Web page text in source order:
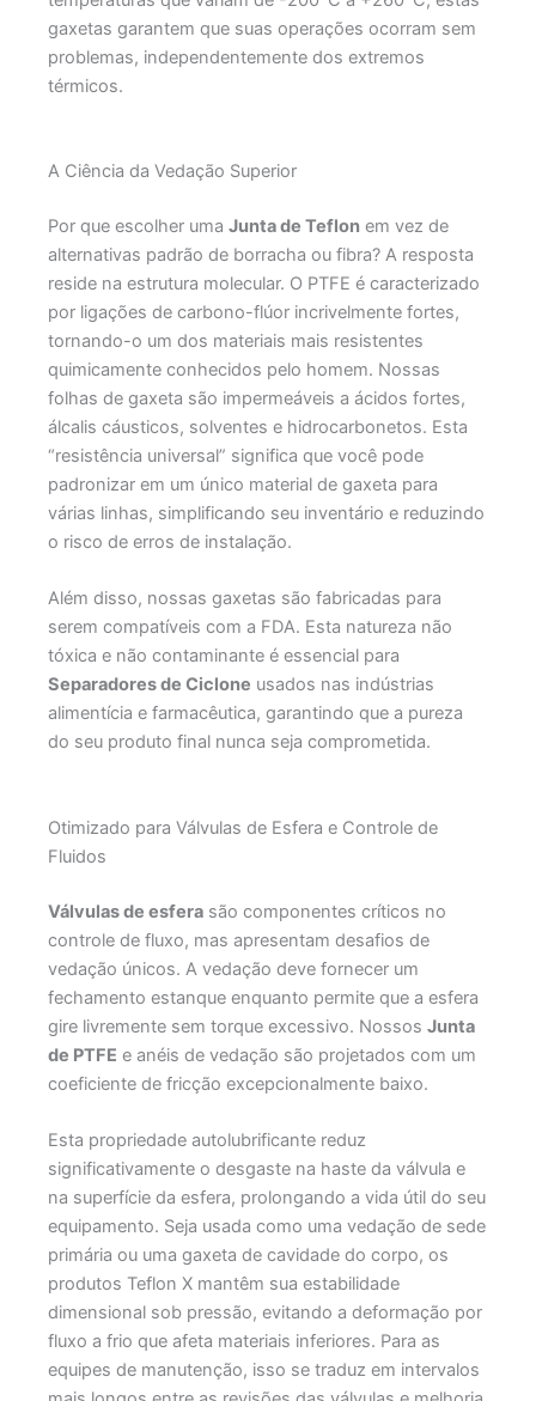
gaxetas garantem que suas operações ocorram sem
problemas, independentemente dos extremos
térmicos.
A Ciência da Vedação Superior
Por que escolher uma Junta de Teflon em vez de
alternativas padrão de borracha ou fibra? A resposta
reside na estrutura molecular. O PTFE é caracterizado
por ligações de carbono-flúor incrivelmente fortes,
tornando-o um dos materiais mais resistentes
quimicamente conhecidos pelo homem. Nossas
folhas de gaxeta são impermeáveis a ácidos fortes,
álcalis cáusticos, solventes e hidrocarbonetos. Esta
“resistência universal” significa que você pode
padronizar em um único material de gaxeta para
várias linhas, simplificando seu inventário e reduzindo
o risco de erros de instalação.
Além disso, nossas gaxetas são fabricadas para
serem compatíveis com a FDA. Esta natureza não
tóxica e não contaminante é essencial para
Separadores de Ciclone usados nas indústrias
alimentícia e farmacêutica, garantindo que a pureza
do seu produto final nunca seja comprometida.
Otimizado para Válvulas de Esfera e Controle de
Fluidos
Válvulas de esfera são componentes críticos no
controle de fluxo, mas apresentam desafios de
vedação únicos. A vedação deve fornecer um
fechamento estanque enquanto permite que a esfera
gire livremente sem torque excessivo. Nossos Junta
de PTFE e anéis de vedação são projetados com um
coeficiente de fricção excepcionalmente baixo.
Esta propriedade autolubrificante reduz
significativamente o desgaste na haste da válvula e
na superfície da esfera, prolongando a vida útil do seu
equipamento. Seja usada como uma vedação de sede
primária ou uma gaxeta de cavidade do corpo, os
produtos Teflon X mantêm sua estabilidade
dimensional sob pressão, evitando a deformação por
fluxo a frio que afeta materiais inferiores. Para as
equipes de manutenção, isso se traduz em intervalos